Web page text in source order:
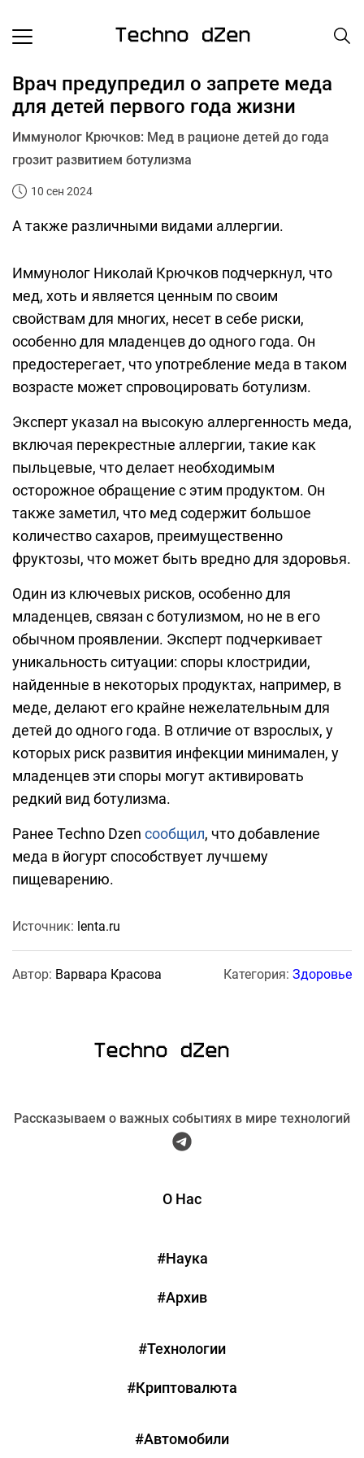
Врач предупредил о запрете меда
для детей первого года жизни
Иммунолог Крючков: Мед в рационе детей до года
грозит развитием ботулизма
10 сен 2024
А также различными видами аллергии.
Иммунолог Николай Крючков подчеркнул, что
мед, хоть и является ценным по своим
свойствам для многих, несет в себе риски,
особенно для младенцев до одного года. Он
предостерегает, что употребление меда в таком
возрасте может спровоцировать ботулизм.
Эксперт указал на высокую аллергенность меда,
включая перекрестные аллергии, такие как
пыльцевые, что делает необходимым
осторожное обращение с этим продуктом. Он
также заметил, что мед содержит большое
количество сахаров, преимущественно
фруктозы, что может быть вредно для здоровья.
Один из ключевых рисков, особенно для
младенцев, связан с ботулизмом, но не в его
обычном проявлении. Эксперт подчеркивает
уникальность ситуации: споры клостридии,
найденные в некоторых продуктах, например, в
меде, делают его крайне нежелательным для
детей до одного года. В отличие от взрослых, у
которых риск развития инфекции минимален, у
младенцев эти споры могут активировать
редкий вид ботулизма.
Ранее Techno Dzen сообщил, что добавление
меда в йогурт способствует лучшему
пищеварению.
Источник: lenta.ru
Автор: Варвара Красова Категория: Здоровье
Рассказываем о важных событиях в мире технологий
О Нас
#Наука
#Архив
#Технологии
#Криптовалюта
#Автомобили